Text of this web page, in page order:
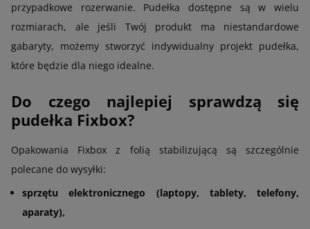
przypadkowe rozerwanie. Pudełka dostępne są w wielu
rozmiarach, ale jeśli Twój produkt ma niestandardowe
gabaryty, możemy stworzyć indywidualny projekt pudełka,
które będzie dla niego idealne.
Do czego najlepiej sprawdzą się
pudełka Fixbox?
Opakowania Fixbox z folią stabilizującą są szczególnie
polecane do wysyłki:
sprzętu elektronicznego (laptopy, tablety, telefony,
aparaty),